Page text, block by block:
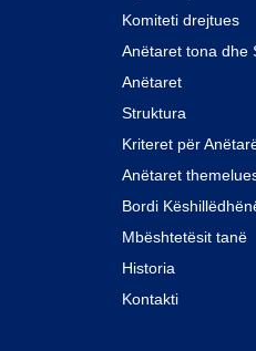
Komiteti drejtues
Anëtaret tona dhe
Anëtaret
Struktura
Kriteret për
Anëtaret
Bordi
Mbështetësit tanë
Historia
Kontakti